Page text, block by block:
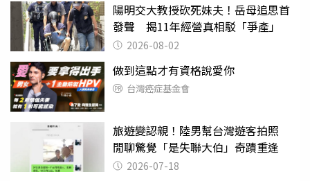
陽明交大教授砍死妹夫！岳母追思首
發聲 揭11年經營真相駁「爭產」
2026-08-02
做到這點才有資格說愛你
台灣癌症基金會
旅遊變認親！陸男幫台灣遊客拍照
閒聊驚覺「是失聯大伯」奇蹟重逢
2026-07-18